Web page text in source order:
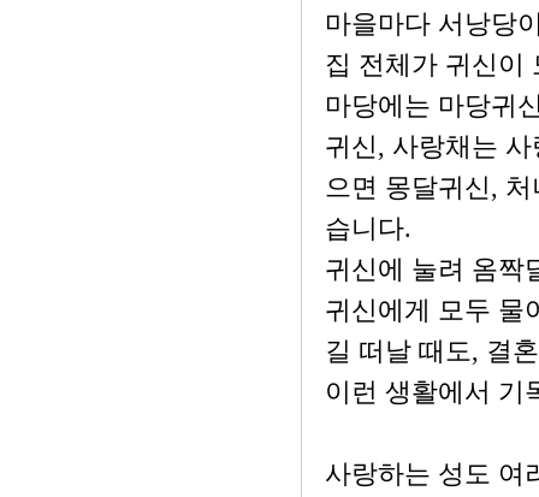
마을마다 서낭당
집 전체가 귀신이
마당에는 마당귀
귀신, 사랑채는
으면 몽달귀신,
습니다.
귀신에 눌려 옴짝
귀신에게 모두 물
길 떠날 때도, 결
이런 생활에서 기
사랑하는 성도 여